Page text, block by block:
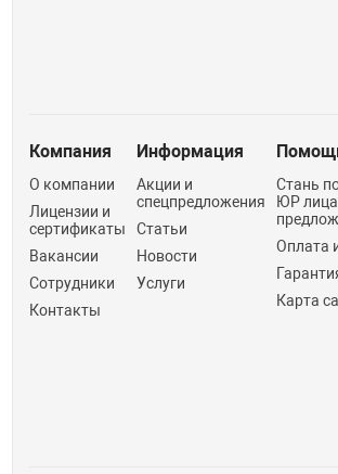
Компания
О компании
Лицензии и
сертификаты
Вакансии
Сотрудники
Контакты
Информация
Акции и
спецпредложения
Статьи
Новости
Услуги
Стань
ЮР
Оплата
Карта